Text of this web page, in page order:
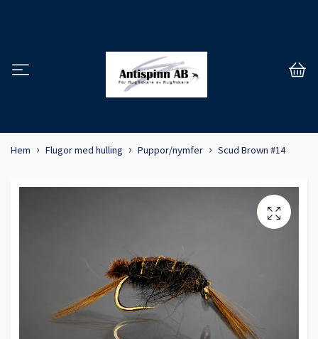
Hem Flugor med hulling Puppor/nymfer Scud Brown #14